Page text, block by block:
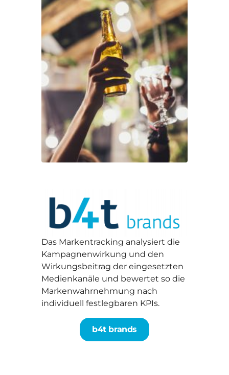
Das Markentracking analysiert die
Kampagnenwirkung und den
Wirkungsbeitrag der eingesetzten
Medienkanäle und bewertet so die
Markenwahrnehmung nach
individuell festlegbaren KPIs.
b4t brands